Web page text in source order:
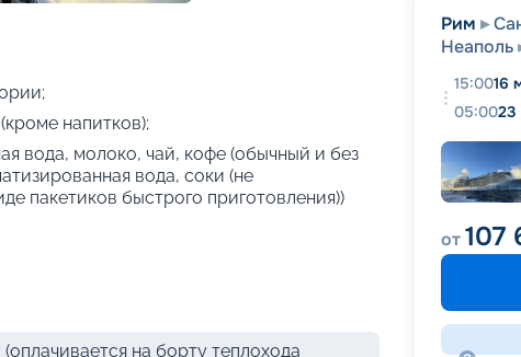
напитков);
вода, молоко, чай, кофе (обычный и без
вода, соки (не
пакетиков быстрого приготовления))
на борту теплохода
Рим
Неаполь
15:0016
05:0023
от107